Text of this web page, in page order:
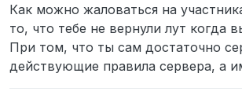
Как можно жаловаться на
то, что тебе не вернули лут когда
При том, что ты сам достаточно
действующие правила сервера, а